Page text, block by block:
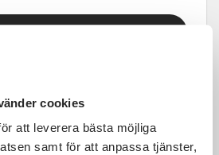
cookies
att leverera bästa möjliga
samt för att anpassa tjänster,
Kostnadsfri